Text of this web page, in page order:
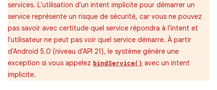
services. L'utilisation d'un intent implicite pour démarrer un
service représente un risque de sécurité, car vous ne pouvez
pas savoir avec certitude quel service répondra à l'intent et
l'utilisateur ne peut pas voir quel service démarre. À partir
d'Android 5.0 (niveau d'API 21), le système génère une
exception si vous appelez bindService() avec un intent
implicite.